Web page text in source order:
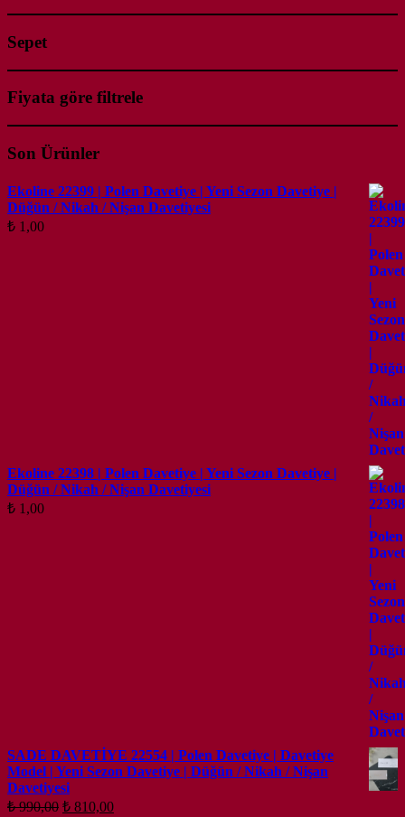
Sepet
Fiyata göre filtrele
Son Ürünler
Ekoline 22399 | Polen Davetiye | Yeni Sezon Davetiye |
Düğün / Nikah / Nişan Davetiyesi
₺ 1,00
Ekoline 22398 | Polen Davetiye | Yeni Sezon Davetiye |
Düğün / Nikah / Nişan Davetiyesi
₺ 1,00
SADE DAVETİYE 22554 | Polen Davetiye | Davetiye
Model | Yeni Sezon Davetiye | Düğün / Nikah / Nişan
Davetiyesi
₺990,00 Orijinal
₺ 810,00Şu